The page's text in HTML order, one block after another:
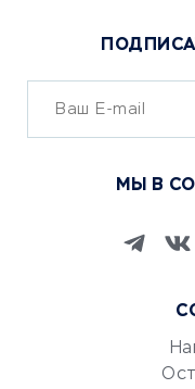
Сервисы доставки
ОБУЧЕНИЕ И
Изучение
Маркетинг и
Репетиторство
Красота и
МЫ В